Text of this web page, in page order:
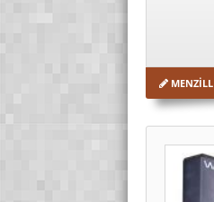
MENZILL